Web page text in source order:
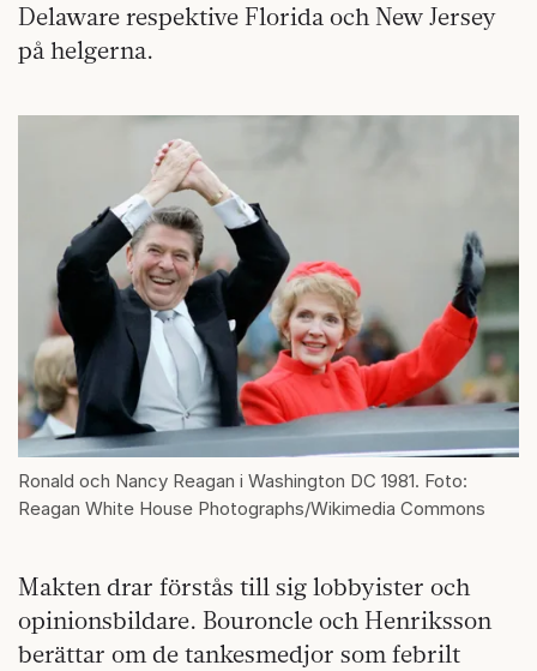
Delaware respektive Florida och New Jersey
på helgerna.
Ronald och Nancy Reagan i Washington DC 1981. Foto:
Reagan White House Photographs/Wikimedia Commons
Makten drar förstås till sig lobbyister och
opinionsbildare. Bouroncle och Henriksson
berättar om de tankesmedjor som febrilt